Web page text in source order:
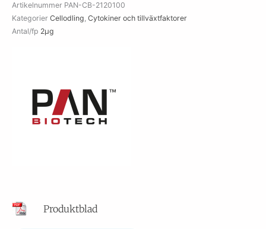
mängd
Artikelnummer PAN-CB-2120100
Kategorier Cellodling, Cytokiner och tillväxtfaktorer
Antal/fp 2µg
Produktblad